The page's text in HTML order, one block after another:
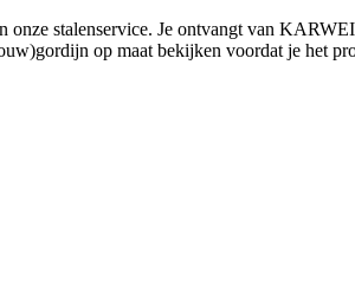
stalenservice. Je ontvangt van
op maat bekijken voordat je het